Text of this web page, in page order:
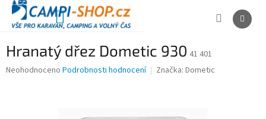
Přejít
obsah
NÁKUPNÍ
Hranatý dřez Dometic 930 41 401
Průměrné
Neohodnoceno Podrobnosti hodnocení Značka: Dometic